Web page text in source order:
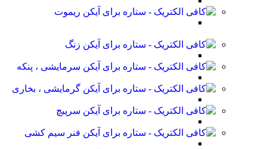
ریموت
زنگ
سرمایشی ، پنکه
گرمایشی ، بخاری
سرپیچ
فنر سیم کشی